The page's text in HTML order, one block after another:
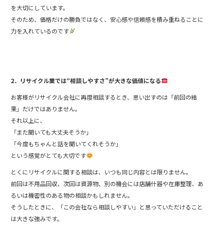
を大切にしています。
そのため、価格だけの勝負ではなく、安心感や信頼感を積み重ねることに
力を入れているのです
2．リサイクル業では“相談しやすさ”が大きな価値になる
お客様がリサイクル会社に再度相談するとき、思い出すのは「前回の結
果」だけではありません。
それ以上に、
「また聞いても大丈夫そうか」
「今度もちゃんと話を聞いてくれそうか」
という感覚がとても大切です
とくにリサイクルに関する相談は、いつも同じ内容とは限りません。
前回は不用品回収、次回は資源物、別の機会には店舗什器や在庫整理、あ
るいは機密性のある物の相談かもしれません。
そうしたときに、「この会社なら相談しやすい」と思っていただけること
は大きな強みです。